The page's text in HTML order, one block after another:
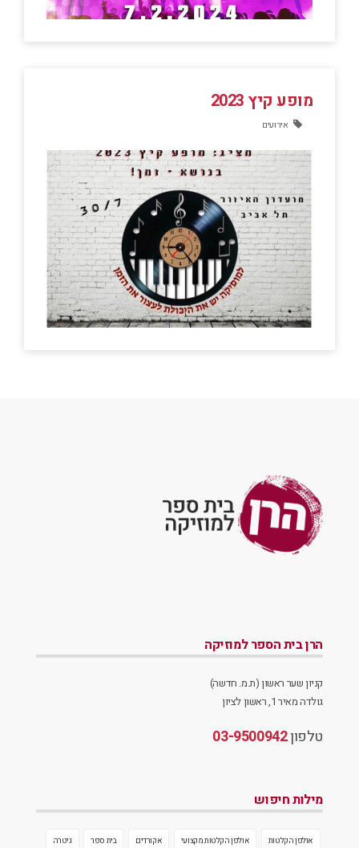
מופע קיץ 2023
אירועים
הרן בית הספר למוזיקה
קניון שער ראשון (ת.מ. חדשה)
גולדה מאיר 1, ראשון לציון
טלפון03-9500942
מילות חיפוש
אולפן הקלטות אולפן הקלטות מקצועי אקורדים בית ספר גיטרה